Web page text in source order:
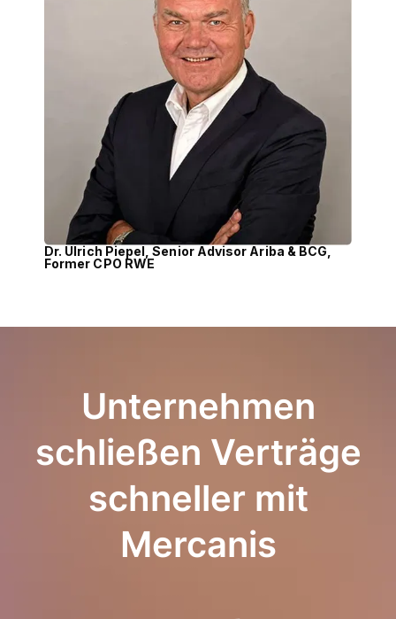
Dr. Ulrich Piepel, Senior Advisor Ariba & BCG,
Former CPO RWE
Unternehmen
schließen Verträge
schneller mit
Mercanis